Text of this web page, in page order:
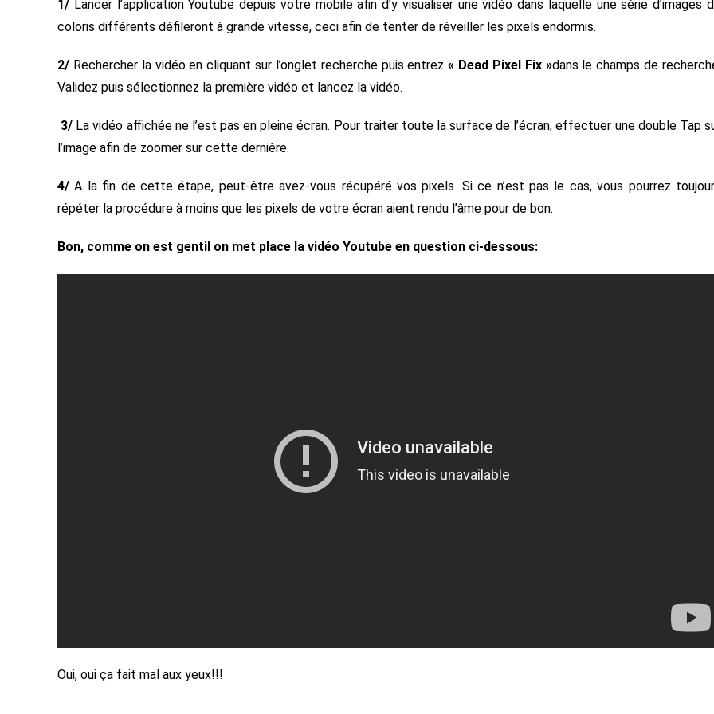
1/ Lancer l’application Youtube depuis votre mobile afin d’y visualiser une vidéo dans laquelle une série d’images
coloris différents défileront à grande vitesse, ceci afin de tenter de réveiller les pixels endormis.
2/ Rechercher la vidéo en cliquant sur l’onglet recherche puis entrez« Dead Pixel Fix »dans le champs de
Validez puis sélectionnez la première vidéo et lancez la vidéo.
3/ La vidéo affichée ne l’est pas en pleine écran. Pour traiter toute la surface de l’écran, effectuer une double Tap
l’image afin de zoomer sur cette dernière.
4/ A la fin de cette étape, peut-être avez-vous récupéré vos pixels. Si ce n’est pas le cas, vous pourrez
répéter la procédure à moins que les pixels de votre écran aient rendu l’âme pour de bon.
Bon, comme on est gentil on met place la vidéo Youtube en question ci-dessous:
Oui, oui ça fait mal aux yeux!!!